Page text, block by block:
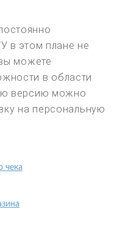
в этом плане не
можете
в области
версию можно
на персональную
чека